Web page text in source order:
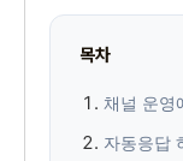
목차
채널 운영
자동응답